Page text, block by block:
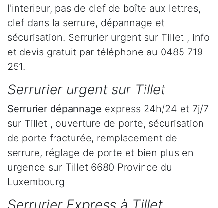
l'interieur, pas de clef de boîte aux lettres,
clef dans la serrure, dépannage et
sécurisation. Serrurier urgent sur Tillet , info
et devis gratuit par téléphone au 0485 719
251.
Serrurier urgent sur Tillet
Serrurier dépannage express 24h/24 et 7j/7
sur Tillet , ouverture de porte, sécurisation
de porte fracturée, remplacement de
serrure, réglage de porte et bien plus en
urgence sur Tillet 6680 Province du
Luxembourg